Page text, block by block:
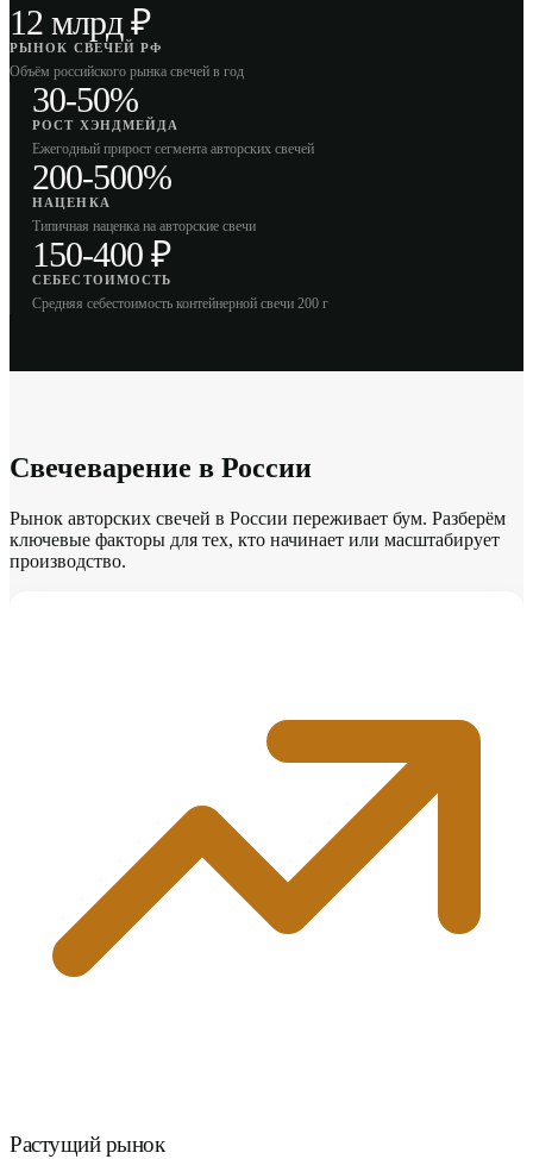
12 млрд ₽
РЫНОК СВЕЧЕЙ РФ
Объём российского рынка свечей в год
30-50%
РОСТ ХЭНДМЕЙДА
Ежегодный прирост сегмента авторских свечей
200-500%
НАЦЕНКА
Типичная наценка на авторские свечи
150-400 ₽
СЕБЕСТОИМОСТЬ
Средняя себестоимость контейнерной свечи 200 г
Свечеварение в России
Рынок авторских свечей в России переживает бум. Разберём
ключевые факторы для тех, кто начинает или масштабирует
производство.
Растущий рынок